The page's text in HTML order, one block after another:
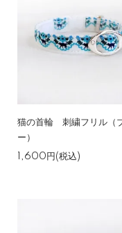
猫の首輪 刺繍フリル（
ー）
1,600円(税込)